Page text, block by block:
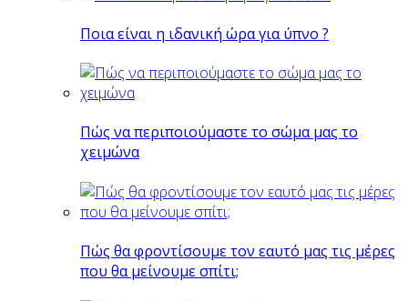
Ποια είναι η ιδανική ώρα για ύπνο ?
Πώς να περιποιούμαστε το σώμα μας το
χειμώνα
Πώς θα φροντίσουμε τον εαυτό μας τις μέρες
που θα μείνουμε σπίτι;